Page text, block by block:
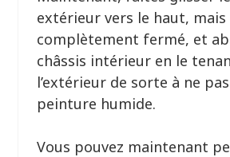
extérieur vers le haut, mais
complètement fermé, et
châssis intérieur en le
l’extérieur de sorte à ne
peinture humide.
Vous pouvez maintenant